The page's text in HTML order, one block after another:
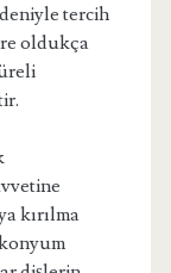
tercih
oldukça
kırılma